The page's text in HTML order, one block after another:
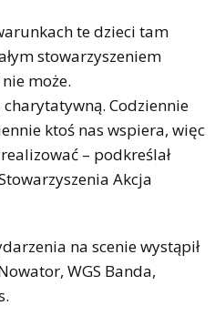
te dzieci tam
stowarzyszeniem
może.
Codziennie
ktoś nas wspiera, więc
– podkreślał
Akcja
na scenie wystąpił
WGS Banda,